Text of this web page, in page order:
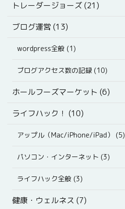
トレーダージョーズ (21)
ブログ運営 (13)
wordpress全般 (1)
ブログアクセス数の記録 (10)
ホールフーズマーケット (6)
ライフハック！ (10)
アップル（Mac/iPhone/iPad） (5)
パソコン・インターネット (3)
ライフハック全般 (3)
健康・ウェルネス (7)